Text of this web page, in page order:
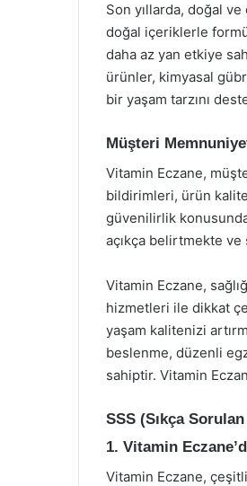
Son yıllarda, doğal
doğal içeriklerle
daha az yan etkiye
ürünler, kimyasal
bir yaşam tarzını
Müşteri
Vitamin Eczane,
bildirimleri, ürün
güvenilirlik
açıkça belirtmekte ve
Vitamin Eczane,
hizmetleri ile dikkat
yaşam kalitenizi
beslenme, düzenli
sahiptir. Vitamin
SSS (Sıkça
1. Vitamin
Vitamin Eczane,